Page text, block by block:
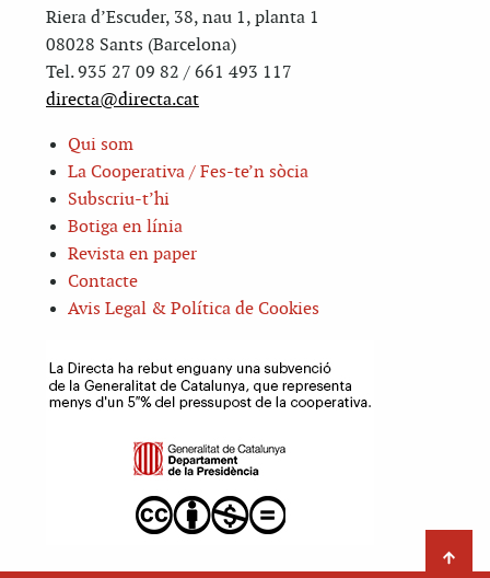
Riera d’Escuder, 38, nau 1, planta 1
08028 Sants (Barcelona)
Tel. 935 27 09 82 / 661 493 117
directa@directa.cat
Qui som
La Cooperativa / Fes-te’n sòcia
Subscriu-t’hi
Botiga en línia
Revista en paper
Contacte
Avis Legal & Política de Cookies